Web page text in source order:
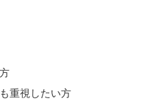
重視したい方